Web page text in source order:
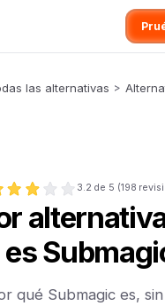
las alternativas >
3.2 de 5 (198
es
qué Submagic es,